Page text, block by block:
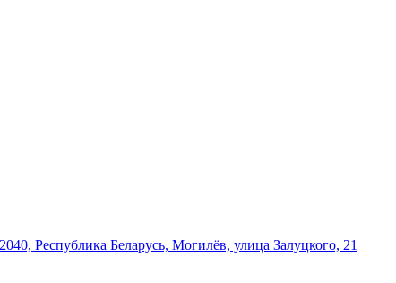
Республика Беларусь, Могилёв, улица Залуцкого, 21